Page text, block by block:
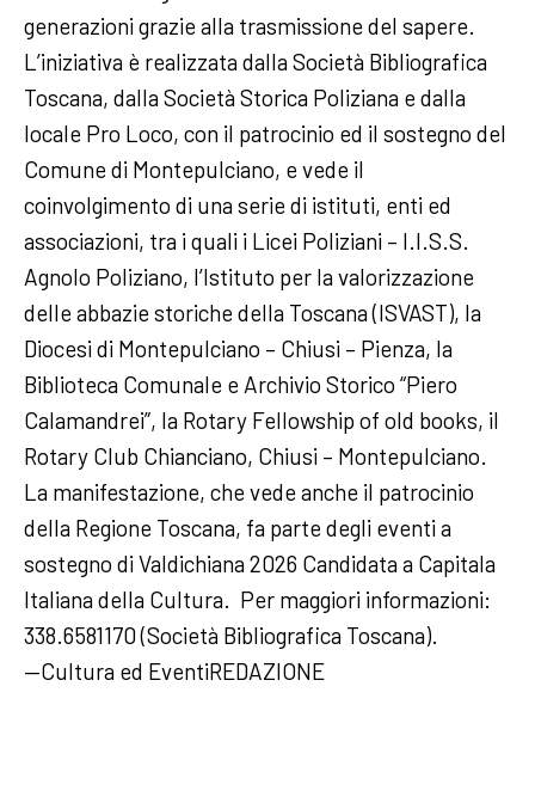
generazioni grazie alla trasmissione del sapere.
L’iniziativa è realizzata dalla Società Bibliografica
Toscana, dalla Società Storica Poliziana e dalla
locale Pro Loco, con il patrocinio ed il sostegno del
Comune di Montepulciano, e vede il
coinvolgimento di una serie di istituti, enti ed
associazioni, tra i quali i Licei Poliziani – I.I.S.S.
Agnolo Poliziano, l’Istituto per la valorizzazione
delle abbazie storiche della Toscana (ISVAST), la
Diocesi di Montepulciano – Chiusi – Pienza, la
Biblioteca Comunale e Archivio Storico “Piero
Calamandrei”, la Rotary Fellowship of old books, il
Rotary Club Chianciano, Chiusi – Montepulciano.
La manifestazione, che vede anche il patrocinio
della Regione Toscana, fa parte degli eventi a
sostegno di Valdichiana 2026 Candidata a Capitala
Italiana della Cultura. Per maggiori informazioni:
338.6581170 (Società Bibliografica Toscana).
—Cultura ed EventiREDAZIONE